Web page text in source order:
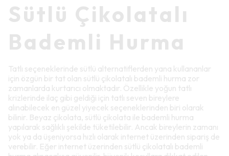
Sütlü Çikolatalı
Bademli Hurma
Tatlı seçeneklerinde sütlü alternatiflerden yana kullananlar
için özgün bir tat olan sütlü çikolatalı bademli hurma zor
zamanlarda kurtarıcı olmaktadır. Özellikle yoğun tatlı
krizlerinde ilaç gibi geldiği için tatlı seven bireylere
alınabilecek en güzel yiyecek seçeneklerinden biri olarak
bilinir. Beyaz çikolata, sütlü çikolata ile bademli hurma
yapılarak sağlıklı şekilde tüketilebilir. Ancak bireylerin zamanı
yok ya da üşeniyorsa hızlı olarak internet üzerinden sipariş de
verebilir. Eğer internet üzerinden sütlü çikolatalı bademli